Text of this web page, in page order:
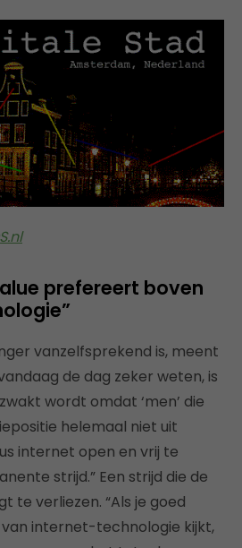
prefereert boven
vanzelfsprekend is, meent
de dag zeker weten, is
wordt omdat ‘men’ die
helemaal niet uit
internet open en vrij te
strijd.” Een strijd die de
te verliezen. “Als je goed
internet-technologie kijkt,